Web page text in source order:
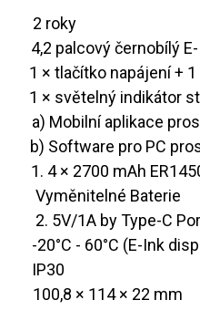
​​2 roky
​4,2 palcový černobílý
1 × tlačítko napájení +
​​​​​1 × světelný indikátor
​​​​a) Mobilní aplikace
​​​​b) Software pro PC
​1. ​​4 × 2700 mAh
​​Vyměnitelné Baterie
​2. ​ 5V/1A by Type-C
​​-20°C - 60°C (E-Ink
​​​​​​IP30
​​100,8 × 114 × 22 mm